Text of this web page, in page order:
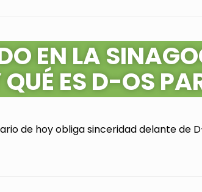
EN LA
ES D-OS
de hoy obliga sinceridad delante de